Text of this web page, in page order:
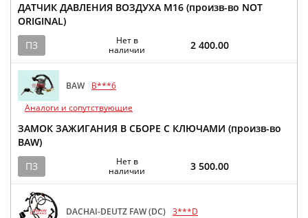
ДАТЧИК ДАВЛЕНИЯ ВОЗДУХА M16 (произв-во NOT
ORIGINAL)
ПЗ
Нет в
наличии
2 400.00
BAW
B***6
Аналоги и сопутствующие
ЗАМОК ЗАЖИГАНИЯ В СБОРЕ С КЛЮЧАМИ (произв-во
BAW)
ПЗ
Нет в
наличии
3 500.00
DACHAI-DEUTZ FAW (DC) 3***D